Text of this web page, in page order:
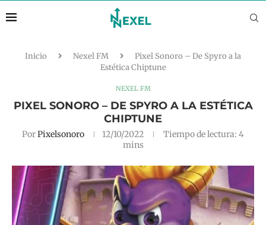
Inicio Nexel FM
Pixel Sonoro – De Spyro a la
Estética Chiptune
NEXEL FM
PIXEL SONORO – DE SPYRO A LA ESTÉTICA
CHIPTUNE
PorPixelsonoro 12/10/2022